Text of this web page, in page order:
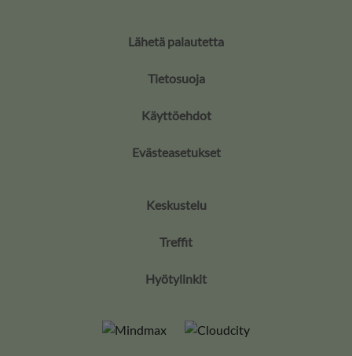
Lähetä palautetta
Tietosuoja
Käyttöehdot
Evästeasetukset
Keskustelu
Treffit
Hyötylinkit